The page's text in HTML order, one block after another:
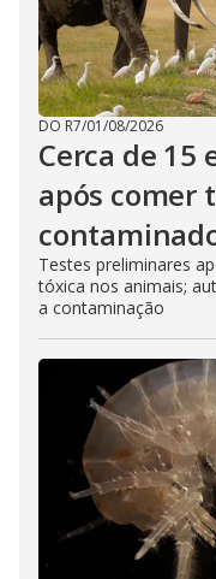
DO R7/01/08/2026
Cerca de
após comer
Testes preliminares
tóxica nos animais;
a contaminação